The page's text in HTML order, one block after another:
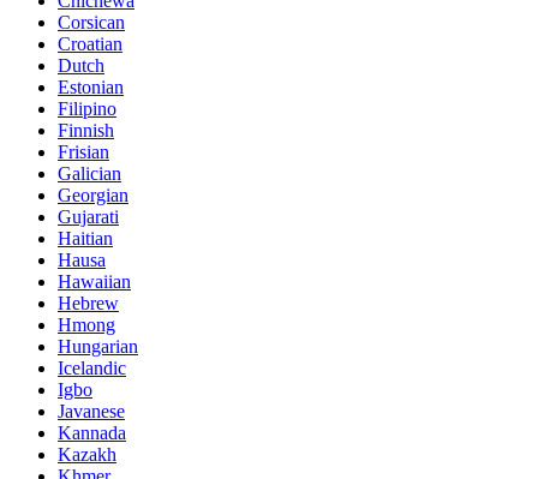
Corsican
Croatian
Dutch
Estonian
Filipino
Finnish
Frisian
Galician
Georgian
Gujarati
Haitian
Hausa
Hawaiian
Hebrew
Hmong
Hungarian
Icelandic
Igbo
Javanese
Kannada
Kazakh